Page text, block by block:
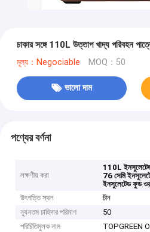
চাকার সঙ্গে 110L উত্তাপ খাদ্য পরিবহন
মূল্য：Negociable MOQ：50
ভালো দাম
পণ্যের বর্ণনা
লক্ষণীয় করা
110L ইনসুলেটেড
76 সেমি
ইনসুলেটেড ফুড
উৎপত্তি স্থল
চীন
ন্যূনতম চাহিদার পরিমাণ
50
পরিচিতিমুলক নাম
TOPGREEN